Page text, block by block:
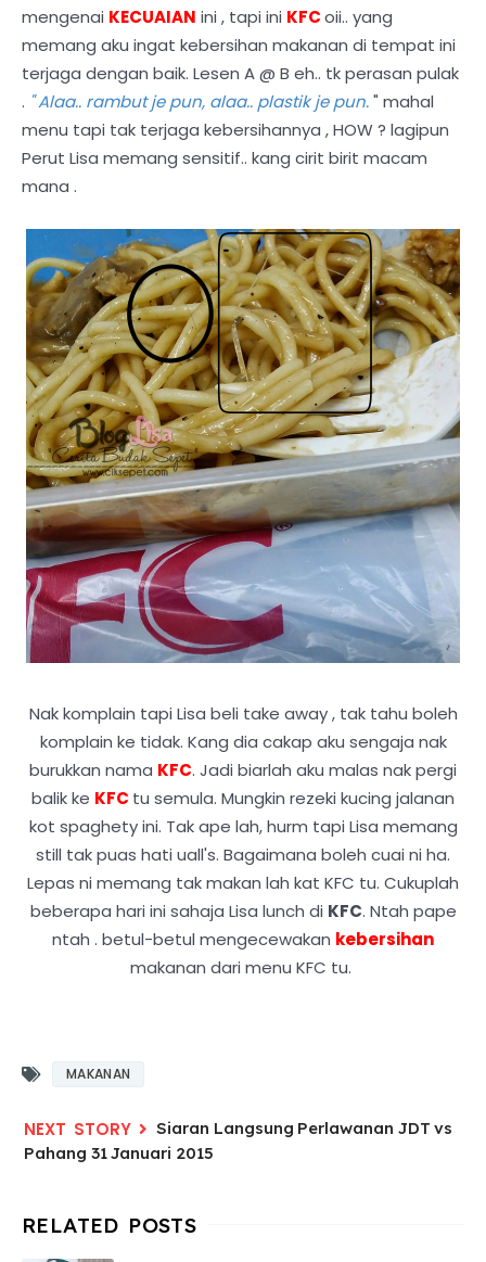
mengenai KECUAIAN ini , tapi ini KFCoii.. yang
memang aku ingat kebersihan makanan di tempat ini
terjaga dengan baik. Lesen A @ B eh.. tk perasan pulak
. " Alaa.. rambut je pun, alaa.. plastik je pun." mahal
menu tapi tak terjaga kebersihannya , HOW ? lagipun
Perut Lisa memang sensitif.. kang cirit birit macam
mana .
Nak komplain tapi Lisa beli take away , tak tahu boleh
komplain ke tidak. Kang dia cakap aku sengaja nak
burukkan nama KFC. Jadi biarlah aku malas nak pergi
balik ke KFC tu semula. Mungkin rezeki kucing jalanan
kot spaghety ini. Tak ape lah, hurm tapi Lisa memang
still tak puas hati uall's. Bagaimana boleh cuai ni ha.
Lepas ni memang tak makan lah kat KFC tu. Cukuplah
beberapa hari ini sahaja Lisa lunch di KFC. Ntah pape
ntah . betul-betul mengecewakan kebersihan
makanan dari menu KFC tu.
MAKANAN
Siaran Langsung Perlawanan JDT vs
Pahang 31 Januari 2015